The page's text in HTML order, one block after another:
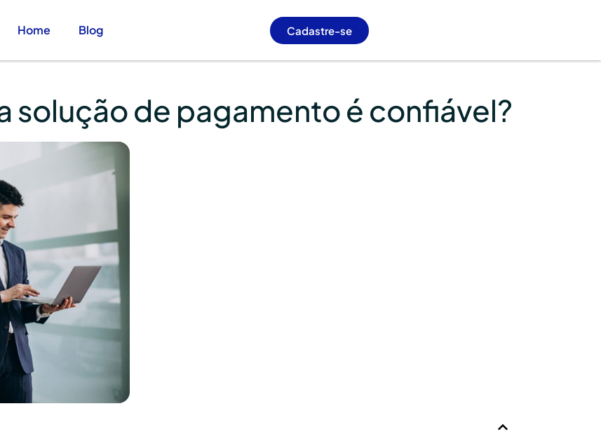
Home Blog Cadastre-se
solução de pagamento é confiável?